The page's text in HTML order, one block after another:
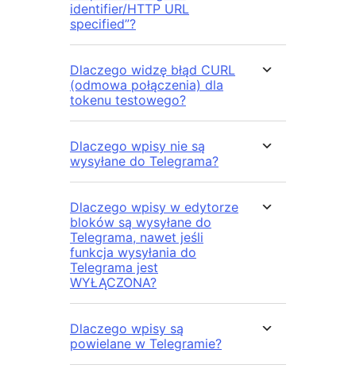
identifier/HTTP URL
specified”?
Dlaczego widzę błąd CURL
(odmowa połączenia) dla
tokenu testowego?
Dlaczego wpisy nie są
wysyłane do Telegrama?
Dlaczego wpisy w edytorze
bloków są wysyłane do
Telegrama, nawet jeśli
funkcja wysyłania do
Telegrama jest
WYŁĄCZONA?
Dlaczego wpisy są
powielane w Telegramie?